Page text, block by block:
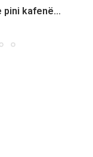
pini kafenë...